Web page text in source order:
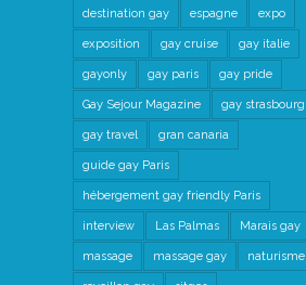
destination gay espagne expo
exposition gay cruise gay italie
gayonly gay paris gay pride
Gay Sejour Magazine gay strasbourg
gay travel gran canaria
guide gay Paris
hébergement gay friendly Paris
interview Las Palmas Marais gay
massage massage gay naturisme